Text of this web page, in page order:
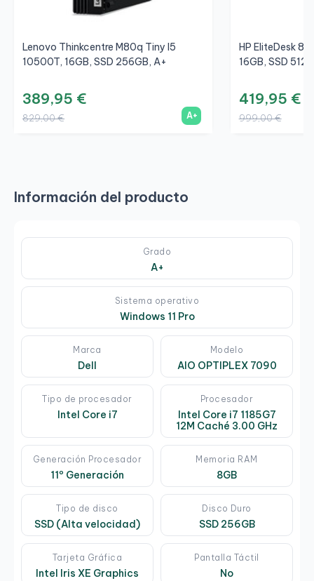
Lenovo Thinkcentre M80q Tiny I5
10500T, 16GB, SSD 256GB, A+
389,95 €
829,00 € A+
HP EliteDesk
16GB, SSD
419,95 €
999,00 €
Información del producto
Grado
A+
Sistema operativo
Windows 11 Pro
Marca
Dell
Modelo
AIO OPTIPLEX 7090
Tipo de procesador
Intel Core i7
Procesador
Intel Core i7 1185G7
12M Caché 3.00 GHz
Generación Procesador
11º Generación
Memoria RAM
8GB
Tipo de disco
SSD (Alta velocidad)
Disco Duro
SSD 256GB
Tarjeta Gráfica
Intel Iris XE Graphics
Pantalla Táctil
No